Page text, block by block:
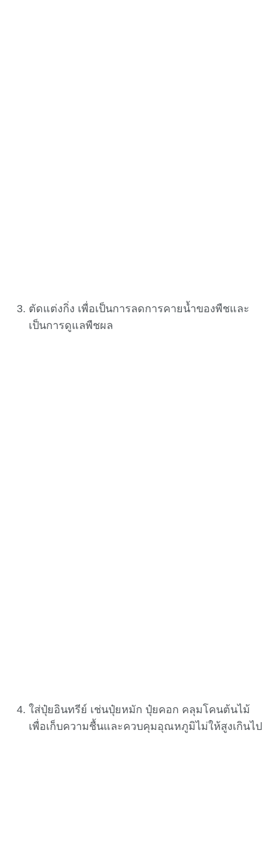
ตัดแต่งกิ่ง เพื่อเป็นการลดการคายน้ำของพืชและ
เป็นการดูแลพืชผล
ใส่ปุ๋ยอินทรีย์ เช่นปุ๋ยหมัก ปุ๋ยคอก คลุมโคนต้นไม้
เพื่อเก็บความชื้นและควบคุมอุณหภูมิไม่ให้สูงเกินไป